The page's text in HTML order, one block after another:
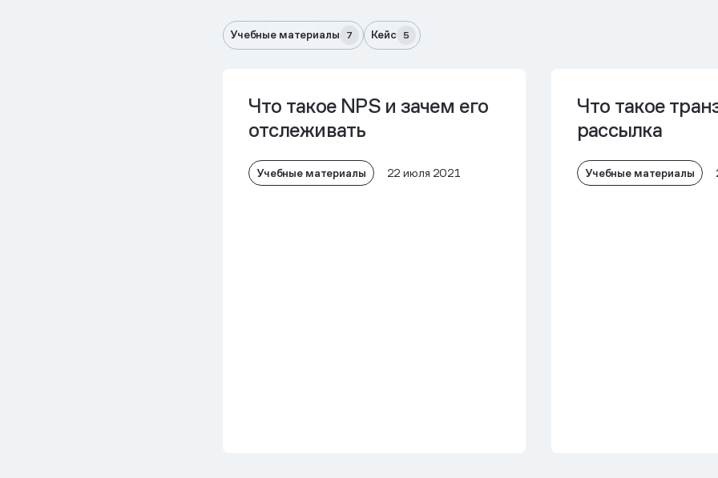
Учебные материалы 7 Кейс 5
Что такое NPS и зачем его
отслеживать
Учебные материалы 22 июля 2021
Что такое
рассылка
Учебные материалы